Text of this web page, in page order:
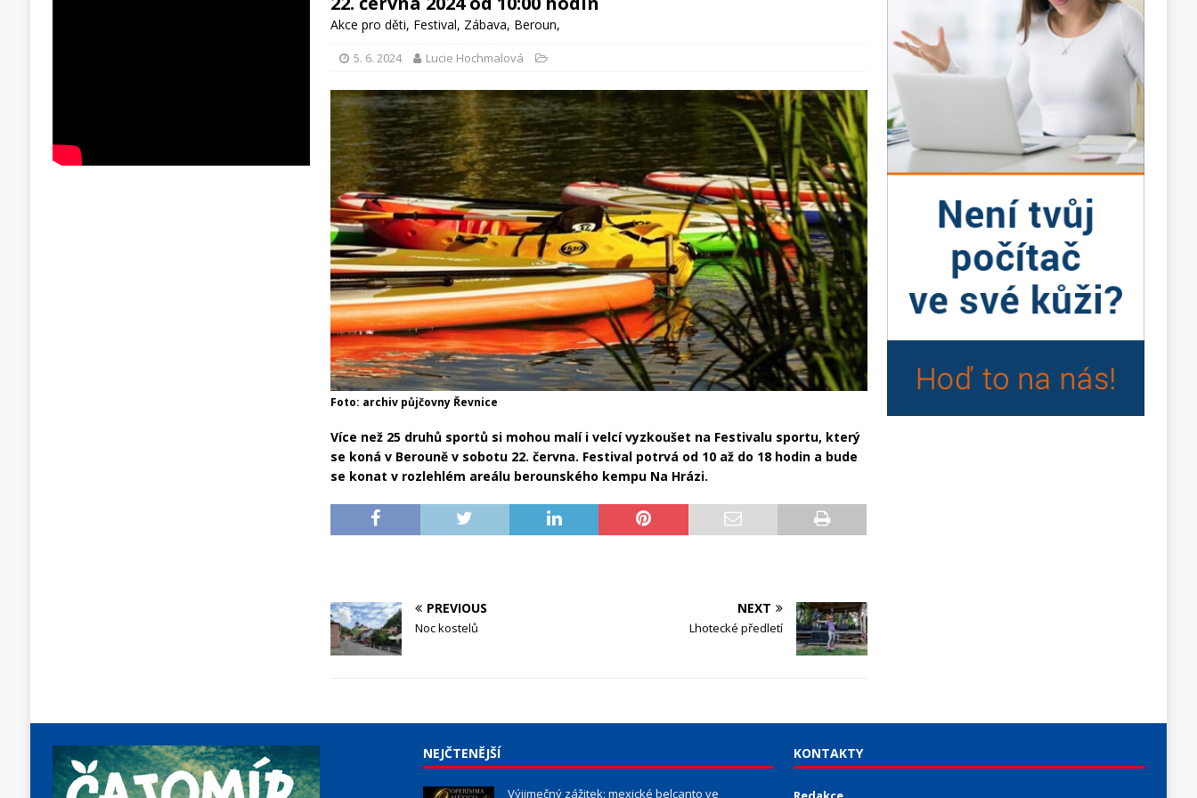
Akce pro děti, Festival, Zábava, Beroun,
5. 6. 2024 Lucie Hochmalová
Foto: archiv půjčovny Řevnice
Více než 25 druhů sportů si mohou malí i velcí vyzkoušet na Festivalu sportu, který
se koná v Berouně v sobotu 22. června. Festival potrvá od 10 až do 18 hodin a bude
se konat v rozlehlém areálu berounského kempu Na Hrázi.
PREVIOUS
Noc kostelů
NEXT
Lhotecké předletí
NEJČTENĚJŠÍ
Výjimečný zážitek: mexické belcanto ve
KONTAKTY